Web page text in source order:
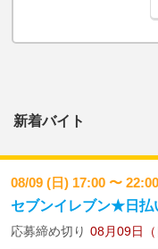
新着バイト
08/09 (日) 17:00 〜 22:00
セブンイレブン★日払
応募締め切り 08月09日